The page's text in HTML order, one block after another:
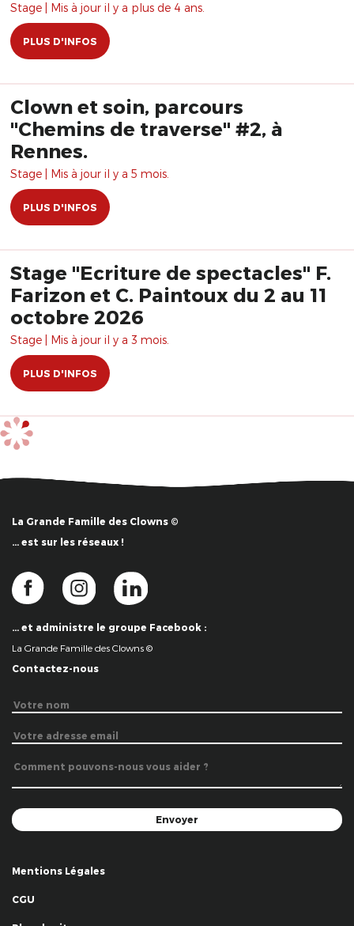
Stage | Mis à jour il y a plus de 4 ans.
PLUS D'INFOS
Clown et soin, parcours
"Chemins de traverse" #2, à
Rennes.
Stage | Mis à jour il y a 5 mois.
PLUS D'INFOS
Stage "Ecriture de spectacles" F.
Farizon et C. Paintoux du 2 au 11
octobre 2026
Stage | Mis à jour il y a 3 mois.
PLUS D'INFOS
La Grande Famille des Clowns ©
… est sur les réseaux !
… et administre le groupe Facebook :
La Grande Famille des Clowns ©
Contactez-nous
Mentions Légales
CGU